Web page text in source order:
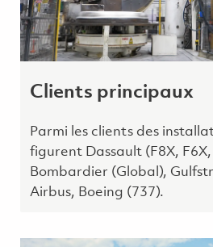
Clients principaux
Parmi les clients des
figurent Dassault (F8X,
Bombardier (Global),
Airbus, Boeing (737).